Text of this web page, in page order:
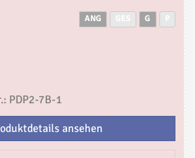
ANG G
PDP2-7B-1
ansehen